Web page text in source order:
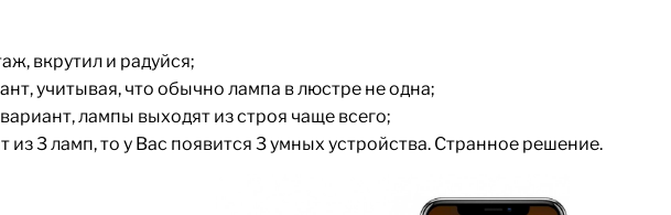
вкрутил и радуйся;
учитывая, что обычно лампа в люстре не одна;
лампы выходят из строя чаще всего;
из 3 ламп, то у Вас появится 3 умных устройства. Странное решение.